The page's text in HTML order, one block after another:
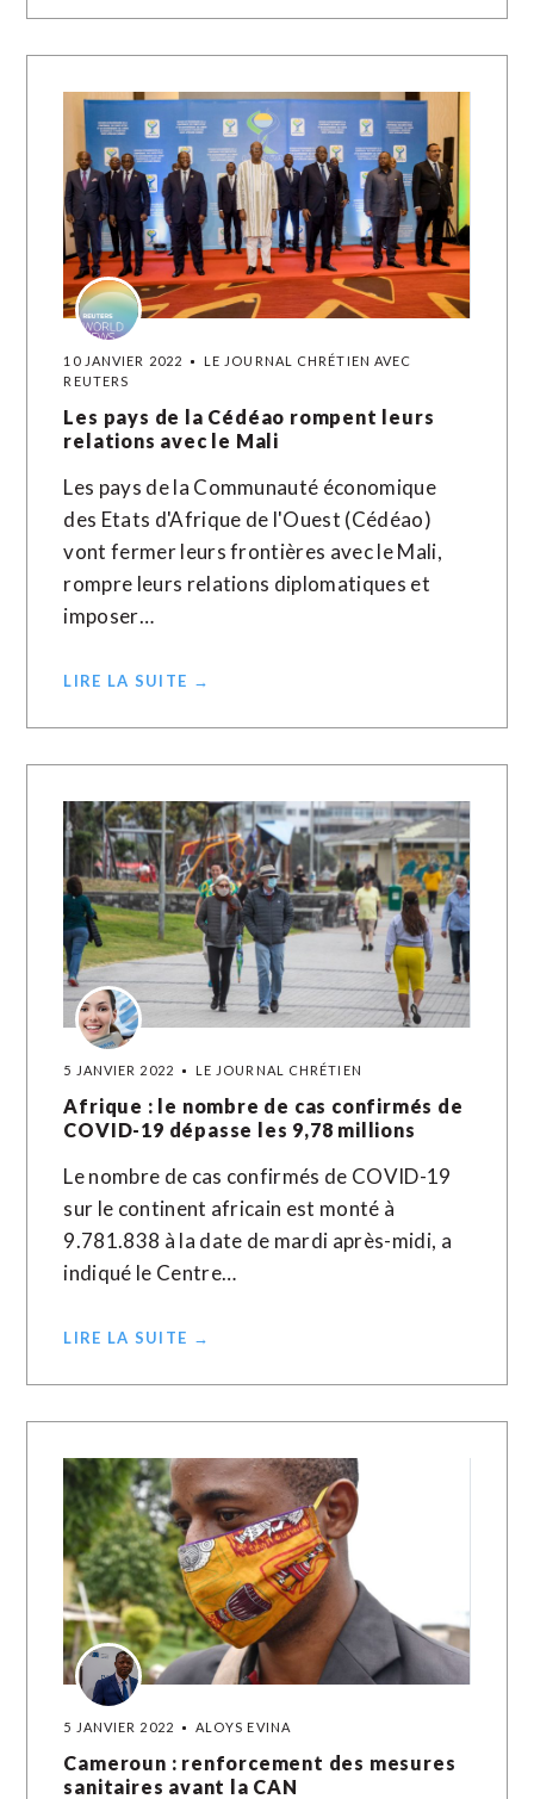
10 JANVIER 2022
LE JOURNAL CHRÉTIEN AVEC
REUTERS
Les pays de la Cédéao rompent leurs
relations avec le Mali
Les pays de la Communauté économique
des Etats d'Afrique de l'Ouest (Cédéao)
vont fermer leurs frontières avec le Mali,
rompre leurs relations diplomatiques et
imposer…
LIRE LA SUITE →
5 JANVIER 2022 LE JOURNAL CHRÉTIEN
Afrique : le nombre de cas confirmés de
COVID-19 dépasse les 9,78 millions
Le nombre de cas confirmés de COVID-19
sur le continent africain est monté à
9.781.838 à la date de mardi après-midi, a
indiqué le Centre…
LIRE LA SUITE →
5 JANVIER 2022 ALOYS EVINA
Cameroun : renforcement des mesures
sanitaires avant la CAN